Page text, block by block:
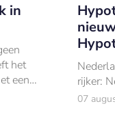
in
het
een
rijker:
07